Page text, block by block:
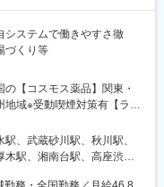
、西浜町駅、熊本城・市
朝日通駅
システムで働きやすさ徹
づくり等
の【コスモス薬品】関東・
地域※受動喫煙対策有【ライ
べます】▼【A】～【C】
ナショナル社員）【B】選
ージョナル社員）【C】
、武蔵砂川駅、秋川駅、
木駅、湘南台駅、高座渋谷